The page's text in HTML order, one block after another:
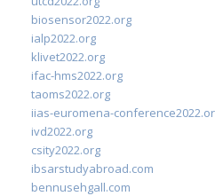
biosensor2022.org
ialp2022.org
klivet2022.org
ifac-hms2022.org
taoms2022.org
iias-euromena-
ivd2022.org
csity2022.org
ibsarstudyabroad.com
bennusehgall.com